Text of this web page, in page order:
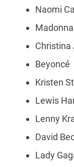
Naomi
Madonna
Christina
Beyoncé
Kristen
Lewis
Lenny
David
Lady